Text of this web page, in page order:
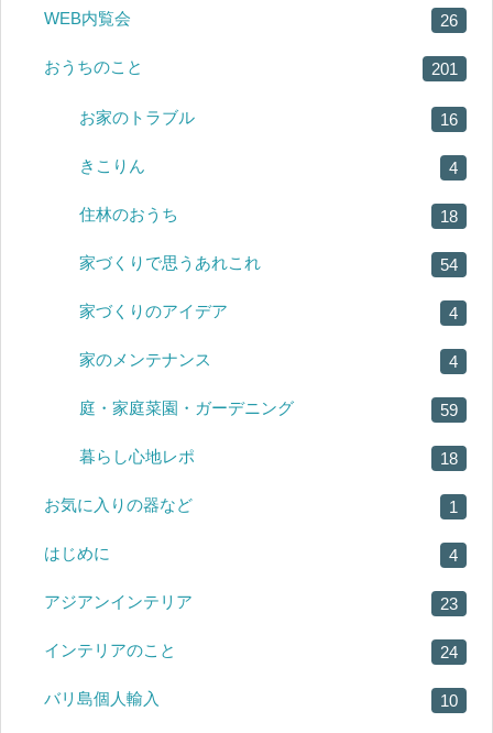
WEB内覧会 26
おうちのこと 201
お家のトラブル 16
きこりん 4
住林のおうち 18
家づくりで思うあれこれ 54
家づくりのアイデア 4
家のメンテナンス 4
庭・家庭菜園・ガーデニング 59
暮らし心地レポ 18
お気に入りの器など 1
はじめに 4
アジアンインテリア 23
インテリアのこと 24
バリ島個人輸入 10